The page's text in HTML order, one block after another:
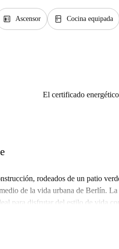
elevator Ascensor kitchen Cocina equipada
El certificado
rodeados de un patio
de la vida urbana de Berlín. La
para disfrutar del estilo de vida
comunes, uno en cada edificio.
con sus compañeros de piso o